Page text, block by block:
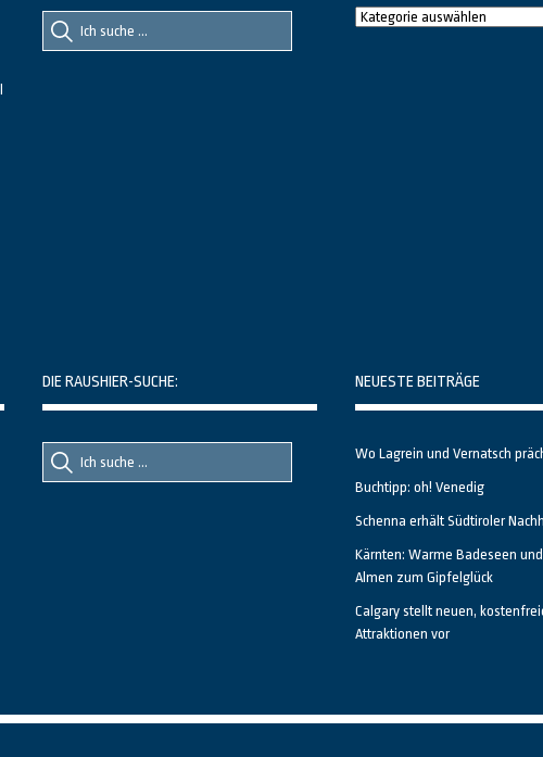
Suche
nach::
Suche
nach:
Raushier
DIE RAUSHIER-SUCHE:
Suche
nach::
Suche
nach:
NEUESTE BEITRÄGE
Wo Lagrein und Vernatsch
Buchtipp: oh! Venedig
Schenna erhält Südtiroler
Kärnten: Warme Badeseen
Almen zum Gipfelglück
Calgary stellt neuen,
Attraktionen vor